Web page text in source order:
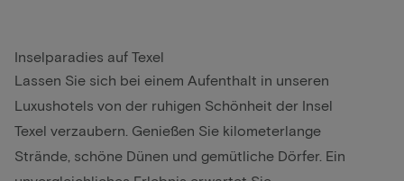
Inselparadies auf Texel
Lassen Sie sich bei einem Aufenthalt in unseren
Luxushotels von der ruhigen Schönheit der Insel
Texel verzaubern. Genießen Sie kilometerlange
Strände, schöne Dünen und gemütliche Dörfer. Ein